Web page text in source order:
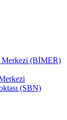
Merkezi (BİMER)
(SBN)